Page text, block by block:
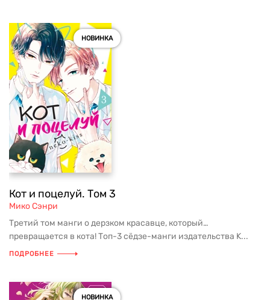
НОВИНКА
Кот и поцелуй. Том 3
Мико Сэнри
Третий том манги о дерзком красавце, который…
превращается в кота! Топ-3 сёдзе-манги издательства K...
ПОДРОБНЕЕ
НОВИНКА